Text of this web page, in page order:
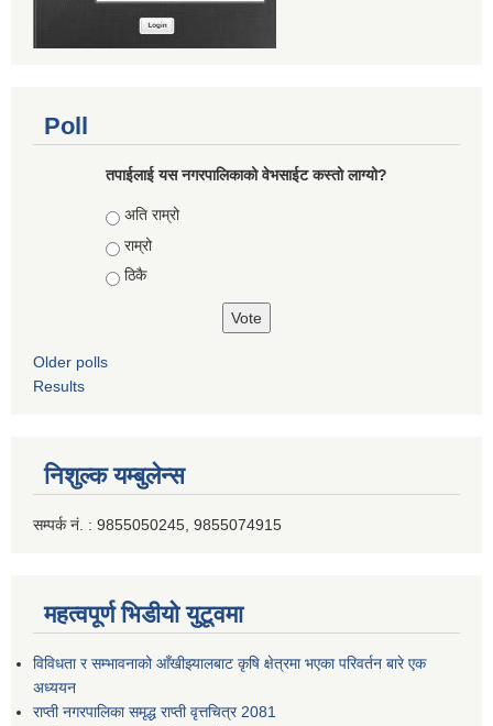
Poll
तपाईलाई यस नगरपालिकाको वेभसाईट कस्तो लाग्यो?
Choices
अति राम्रो
राम्रो
ठिकै
Older polls
Results
निशुल्क यम्बुलेन्स
सम्पर्क नं. : 9855050245, 9855074915
महत्वपूर्ण भिडीयो युटूवमा
विविधता र सम्भावनाको आँखीझ्यालबाट कृषि क्षेत्रमा भएका परिवर्तन बारे एक
अध्ययन
राप्ती नगरपालिका समृद्ध राप्ती वृत्तचित्र 2081